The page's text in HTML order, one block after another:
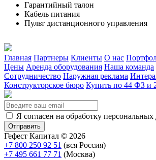
Гарантийный талон
Кабель питания
Пульт дистанционного управления
Главная Партнеры Клиенты О нас
Цены Аренда оборудования Наша команда
Сотрудничество Наружная реклама
Конструкторское бюро Купить по 44 ФЗ и
Я согласен на обработку
Гефест Капитал © 2026
+7 800 250 92 51 (вся Россия)
+7 495 661 77 71 (Москва)